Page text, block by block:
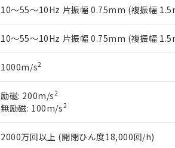
10～55～10Hz 片振幅 0.75mm (複振幅
10～55～10Hz 片振幅 0.75mm (複振幅
1000m/s2
励磁: 200m/s2
無励磁: 100m/s2
2000万回以上 (開閉ひん度18,000回/h)
り割愛しております。